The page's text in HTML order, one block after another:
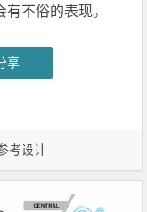
不俗的表现。
享
考设计